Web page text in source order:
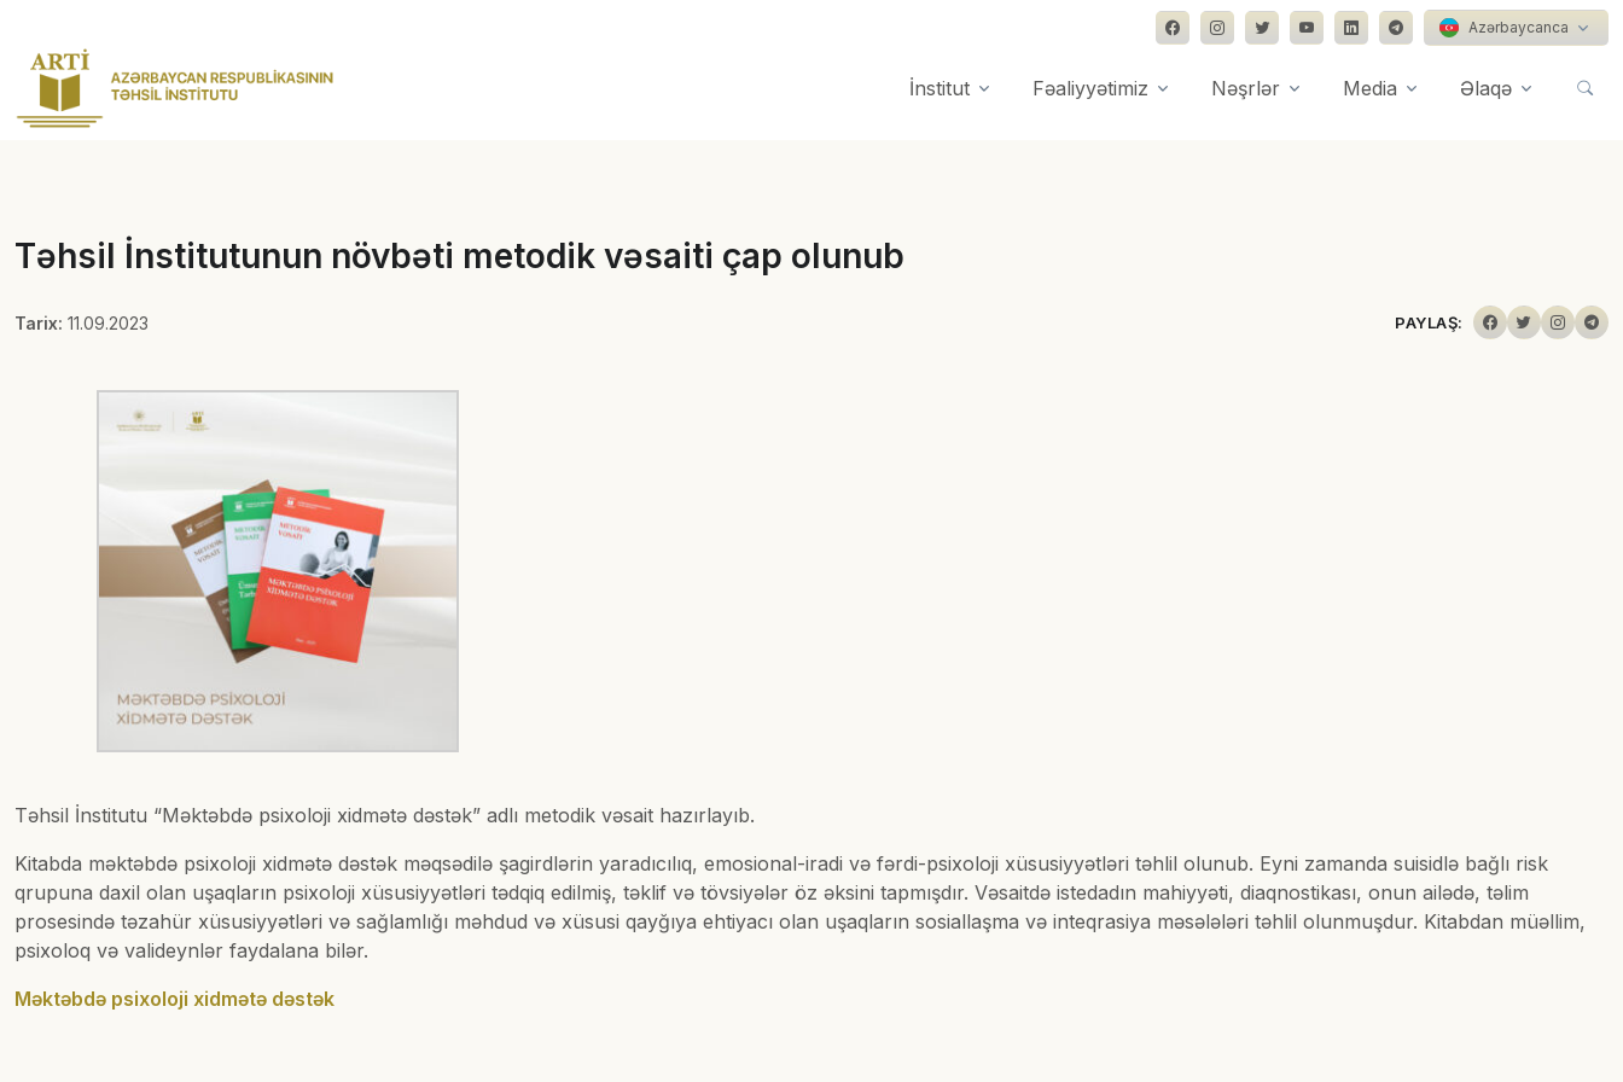
Azərbaycanca
İnstitut Fəaliyyətimiz Nəşrlər Media Əlaqə
Təhsil İnstitutunun növbəti metodik vəsaiti çap olunub
Tarix: 11.09.2023 PAYLAŞ:
Təhsil İnstitutu “Məktəbdə psixoloji xidmətə dəstək” adlı metodik vəsait hazırlayıb.
Kitabda məktəbdə psixoloji xidmətə dəstək məqsədilə şagirdlərin yaradıcılıq, emosional-iradi və fərdi-psixoloji xüsusiyyətləri təhlil olunub. Eyni zamanda suisidlə bağlı risk
qrupuna daxil olan uşaqların psixoloji xüsusiyyətləri tədqiq edilmiş, təklif və tövsiyələr öz əksini tapmışdır. Vəsaitdə istedadın mahiyyəti, diaqnostikası, onun ailədə, təlim
prosesində təzahür xüsusiyyətləri və sağlamlığı məhdud və xüsusi qayğıya ehtiyacı olan uşaqların sosiallaşma və inteqrasiya məsələləri təhlil olunmuşdur. Kitabdan müəllim,
psixoloq və valideynlər faydalana bilər.
Məktəbdə psixoloji xidmətə dəstək